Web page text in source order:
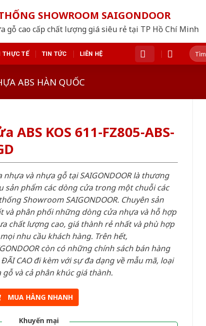
SHOWROOM SAIGONDOOR
gỗ cao cấp chất lượng giá siêu rẻ tại TP Hồ Chí Minh
THỰC TẾ TIN TỨC LIÊN HỆ
Tìm
kiếm:
ABS HÀN QUỐC
ABS KOS 611-FZ805-ABS-
nhựa và nhựa gỗ tại SAIGONDOOR là thương
sản phẩm các dòng cửa trong một chuỗi các
Showroom SAIGONDOOR. Chuyên sản
và phân phối những dòng cửa nhựa và hỗ hợp
chất lượng cao, giá thành rẻ nhất và phù hợp
nhu cầu khách hàng. Trên hết,
còn có những chính sách bán hàng
ĐÃI CAO đi kèm với sự đa dạng về mẫu mã, loại
gỗ và cả phân khúc giá thành.
MUA HÀNG NHANH
Khuyến mại